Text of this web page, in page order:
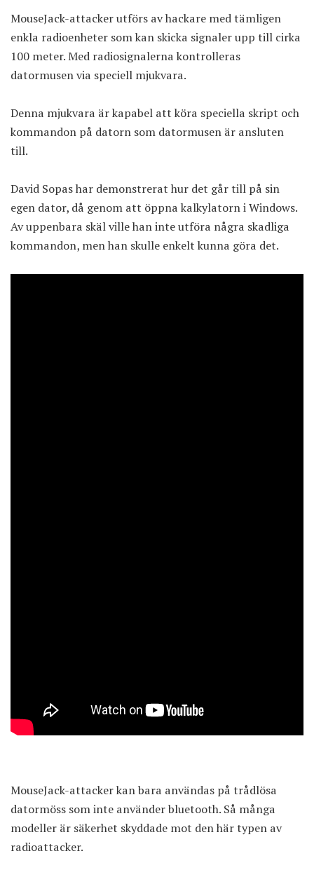
MouseJack-attacker utförs av hackare med tämligen
enkla radioenheter som kan skicka signaler upp till cirka
100 meter. Med radiosignalerna kontrolleras
datormusen via speciell mjukvara.
Denna mjukvara är kapabel att köra speciella skript och
kommandon på datorn som datormusen är ansluten
till.
David Sopas har demonstrerat hur det går till på sin
egen dator, då genom att öppna kalkylatorn i Windows.
Av uppenbara skäl ville han inte utföra några skadliga
kommandon, men han skulle enkelt kunna göra det.
MouseJack-attacker kan bara användas på trådlösa
datormöss som inte använder bluetooth. Så många
modeller är säkerhet skyddade mot den här typen av
radioattacker.